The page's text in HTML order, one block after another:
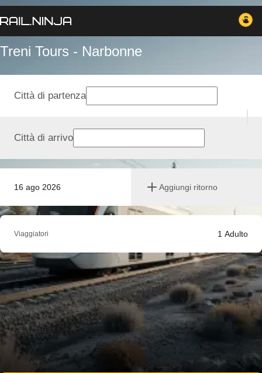
Treni Tours - Narbonne
16 ago 2026 Aggiungi ritorno
Città di partenza
Città di arrivo
Viaggiatori 1 Adulto